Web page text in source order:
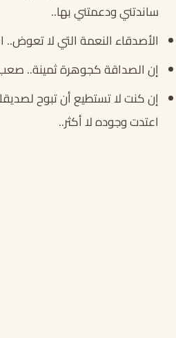
ساندتني ودعمتني بها..
الأصدقاء النعمة التي لا
إن الصداقة كجوهرة ثمينة.. صعب
إن كنت لا تستطيع أن تبوح
اعتدت وجوده لا أكثر..